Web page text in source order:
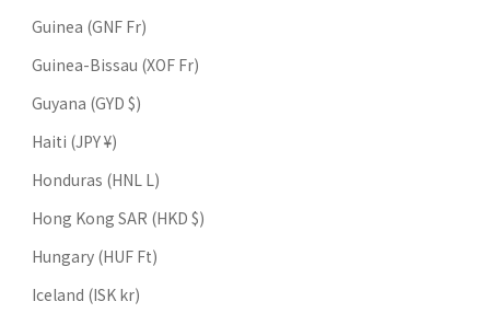
Guinea (GNF Fr)
Guinea-Bissau (XOF Fr)
Guyana (GYD $)
Haiti (JPY ¥)
Honduras (HNL L)
Hong Kong SAR (HKD $)
Hungary (HUF Ft)
Iceland (ISK kr)